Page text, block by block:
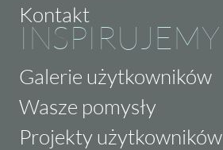
Kontakt
INSPIRUJEMY
Galerie użytkowników
Wasze pomysły
Projekty użytkowników